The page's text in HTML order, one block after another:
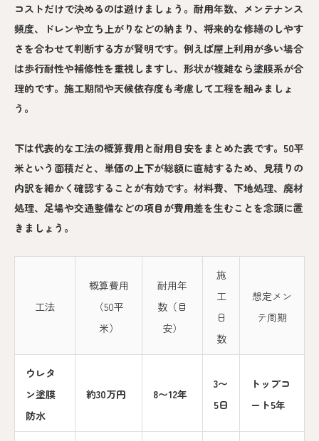
コストだけで決めるのは避けましょう。耐用年数、メンテナンス
頻度、ドレンや立ち上がりなどの納まり、将来的な修繕のしやす
さを合わせて判断する方が賢明です。例えば屋上利用が多い場合
は歩行耐性や補修性を重視しますし、形状が複雑なら塗膜系が合
理的です。施工期間や天候依存度も考慮して工程を組みましょ
う。
下は代表的な工法の概算費用と耐用目安をまとめた表です。50平
米という面積だと、単価の上下が総額に直結するため、見積りの
内訳を細かく確認することが有効です。材料費、下地処理、廃材
処理、足場や交通整備などの項目が費用差を生むことを念頭に置
きましょう。
工法
概算費用
（50平
米）
耐用年
数（目
安）
施
工
日
数
想定メン
テ周期
ウレタ
ン塗膜
防水
約30万円 8〜12年
3〜
5日
トップコ
ート5年